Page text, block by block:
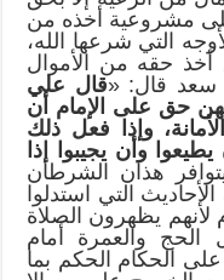
مشروعية أخذه من
التي شرعها الله،
حقه من الأموال
سعد قال: «قال علي
حق على الإمام أن
وإذا فعل ذلك
وأن يجيبوا إذا
هذان الشرطان
التي استدلوا
يظهرون الصلاة
الحج والعمرة أمام
الحكام الحكم بما